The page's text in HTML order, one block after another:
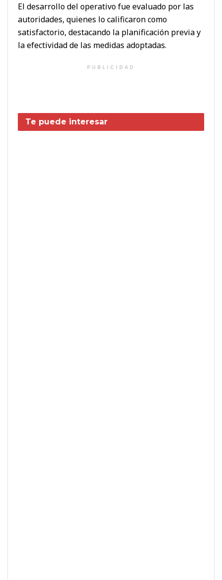
El desarrollo del operativo fue evaluado por las
autoridades, quienes lo calificaron como
satisfactorio, destacando la planificación previa y
la efectividad de las medidas adoptadas.
PUBLICIDAD
Te puede interesar